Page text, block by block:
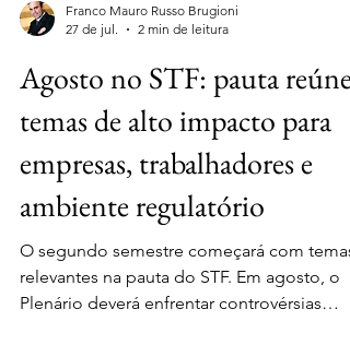
Franco Mauro Russo Brugioni
27 de jul.
2 min de leitura
Agosto no STF: pauta reúne
temas de alto impacto para
empresas, trabalhadores e
ambiente regulatório
O segundo semestre começará com temas
relevantes na pauta do STF. Em agosto, o
Plenário deverá enfrentar controvérsias